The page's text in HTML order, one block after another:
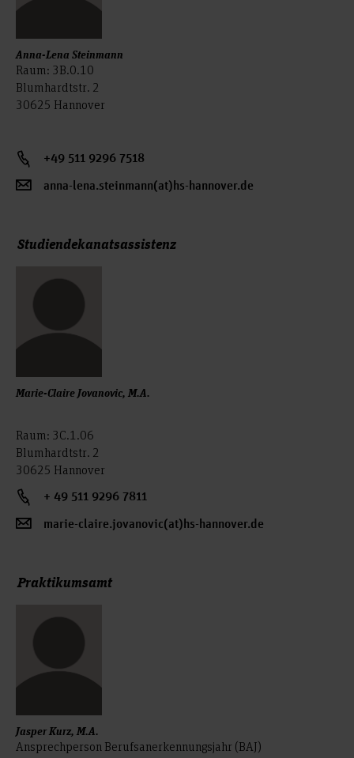
Anna-Lena Steinmann
Raum: 3B.0.10
Blumhardtstr. 2
30625 Hannover
+49 511 9296 7518
anna-lena.steinmann(at)hs-hannover.de
Studiendekanatsassistenz
Marie-Claire Jovanovic, M.A.
Raum: 3C.1.06
Blumhardtstr. 2
30625 Hannover
+ 49 511 9296 7811
marie-claire.jovanovic(at)hs-hannover.de
Praktikumsamt
Jasper Kurz, M.A.
Ansprechperson Berufsanerkennungsjahr (BAJ)